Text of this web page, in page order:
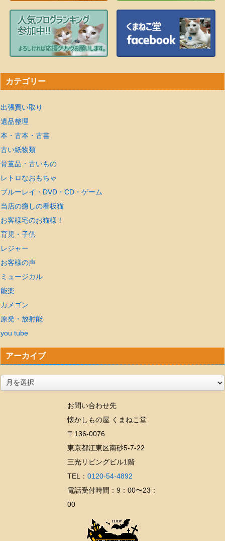
カテゴリー
出張買い取り
遺品整理
本・古本・古書
古い紙物類
骨董品・古いもの
レトロなおもちゃ
ブルーレイ・DVD・CD・ゲーム
当店の癒しの看板猫
お客様宅のお猫様！
育児・子供
レジャー
お客様の声
ミュージカル
能楽
カメゴン
原発・放射能
you tube
アーカイブ
お問い合わせ先
懐かしもの屋 くまねこ堂
〒136-0076
東京都江東区南砂5-7-22
三光リビングビル1階
TEL： 0120-54-4892
電話受付時間：9：00〜23：
00